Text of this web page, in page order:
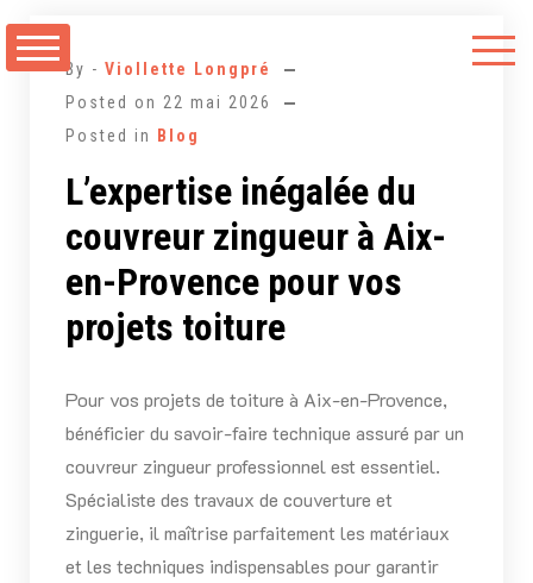
au
By - Viollette Longpré
Posted on 22 mai 2026
Posted in
Blog
L’expertise inégalée du
couvreur zingueur à Aix-
en-Provence pour vos
projets toiture
Pour vos projets de toiture à Aix-en-Provence,
bénéficier du savoir-faire technique assuré par un
couvreur zingueur professionnel est essentiel.
Spécialiste des travaux de couverture et
zinguerie, il maîtrise parfaitement les matériaux
et les techniques indispensables pour garantir